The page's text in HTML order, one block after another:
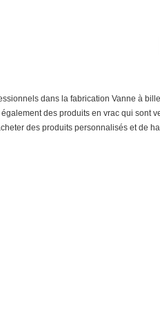
dans la fabrication Vanne à
des produits en vrac qui sont
des produits personnalisés et de